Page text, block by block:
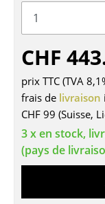
Tables
Tables
Tables basses
Bureaux &
Secrétaires &
Tables de
CHF
prix TTC (TVA
frais de livraison
CHF 99 (Suisse,
3 x en stock,
(pays de